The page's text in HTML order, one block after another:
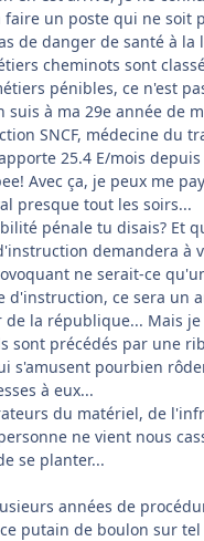
faire un poste qui ne soit
de danger de santé à la
cheminots sont
pénibles, ce n'est
suis à ma 29e année de
SNCF, médecine du
25.4 E/mois depuis
Avec ça, je peux me
presque tout les soirs...
pénale tu disais? Et
demandera à
ne serait-ce
d'instruction, ce sera un
la république... Mais je
sont précédés par une
s'amusent pourbien
à eux...
du matériel, de
ne vient nous
se planter...
années de
putain de boulon sur